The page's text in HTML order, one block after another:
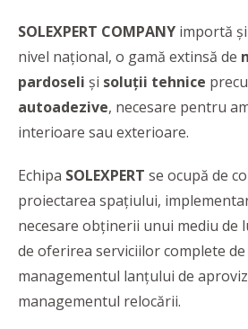
SOLEXPERT COMPANY importă
nivel național, o gamă extinsă de
pardoseli și soluții tehnice
autoadezive, necesare pentru
interioare sau exterioare.
Echipa SOLEXPERT se ocupă de
proiectarea spațiului,
necesare obținerii unui mediu de
de oferirea serviciilor complete
managementul lanțului de
managementul relocării.